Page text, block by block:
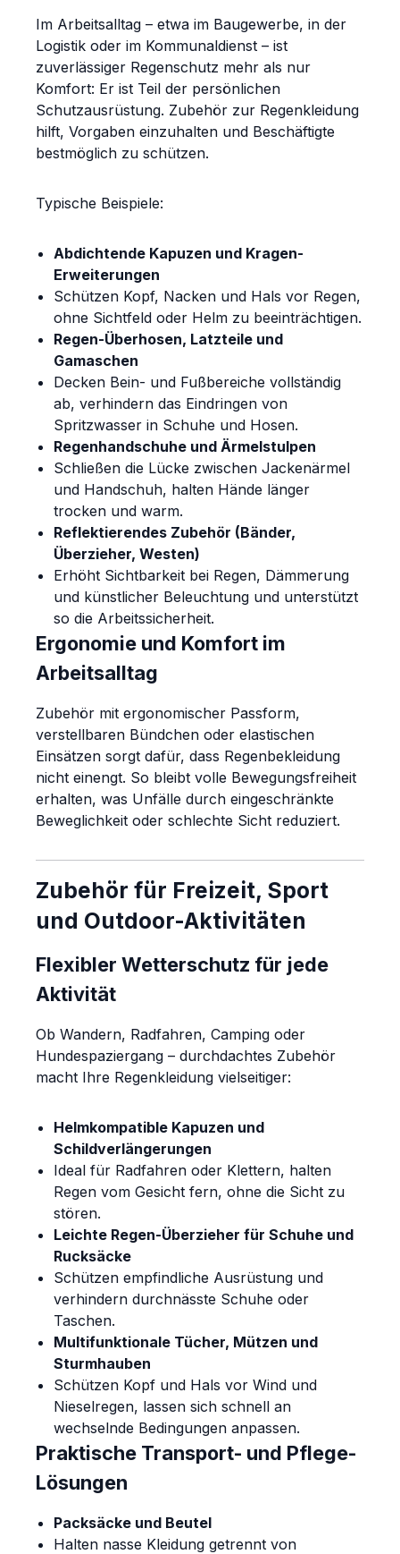
Im Arbeitsalltag – etwa im Baugewerbe, in der
Logistik oder im Kommunaldienst – ist
zuverlässiger Regenschutz mehr als nur
Komfort: Er ist Teil der persönlichen
Schutzausrüstung. Zubehör zur Regenkleidung
hilft, Vorgaben einzuhalten und Beschäftigte
bestmöglich zu schützen.
Typische Beispiele:
Abdichtende Kapuzen und Kragen-
Erweiterungen
Schützen Kopf, Nacken und Hals vor Regen,
ohne Sichtfeld oder Helm zu beeinträchtigen.
Regen-Überhosen, Latzteile und
Gamaschen
Decken Bein- und Fußbereiche vollständig
ab, verhindern das Eindringen von
Spritzwasser in Schuhe und Hosen.
Regenhandschuhe und Ärmelstulpen
Schließen die Lücke zwischen Jackenärmel
und Handschuh, halten Hände länger
trocken und warm.
Reflektierendes Zubehör (Bänder,
Überzieher, Westen)
Erhöht Sichtbarkeit bei Regen, Dämmerung
und künstlicher Beleuchtung und unterstützt
so die Arbeitssicherheit.
Ergonomie und Komfort im
Arbeitsalltag
Zubehör mit ergonomischer Passform,
verstellbaren Bündchen oder elastischen
Einsätzen sorgt dafür, dass Regenbekleidung
nicht einengt. So bleibt volle Bewegungsfreiheit
erhalten, was Unfälle durch eingeschränkte
Beweglichkeit oder schlechte Sicht reduziert.
Zubehör für Freizeit, Sport
und Outdoor-Aktivitäten
Flexibler Wetterschutz für jede
Aktivität
Ob Wandern, Radfahren, Camping oder
Hundespaziergang – durchdachtes Zubehör
macht Ihre Regenkleidung vielseitiger:
Helmkompatible Kapuzen und
Schildverlängerungen
Ideal für Radfahren oder Klettern, halten
Regen vom Gesicht fern, ohne die Sicht zu
stören.
Leichte Regen-Überzieher für Schuhe und
Rucksäcke
Schützen empfindliche Ausrüstung und
verhindern durchnässte Schuhe oder
Taschen.
Multifunktionale Tücher, Mützen und
Sturmhauben
Schützen Kopf und Hals vor Wind und
Nieselregen, lassen sich schnell an
wechselnde Bedingungen anpassen.
Praktische Transport- und Pflege-
Lösungen
Packsäcke und Beutel
Halten nasse Kleidung getrennt von